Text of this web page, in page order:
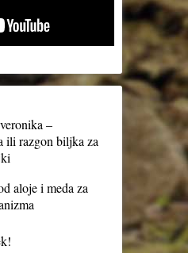
–
ili razgon biljka za
aloje i meda za